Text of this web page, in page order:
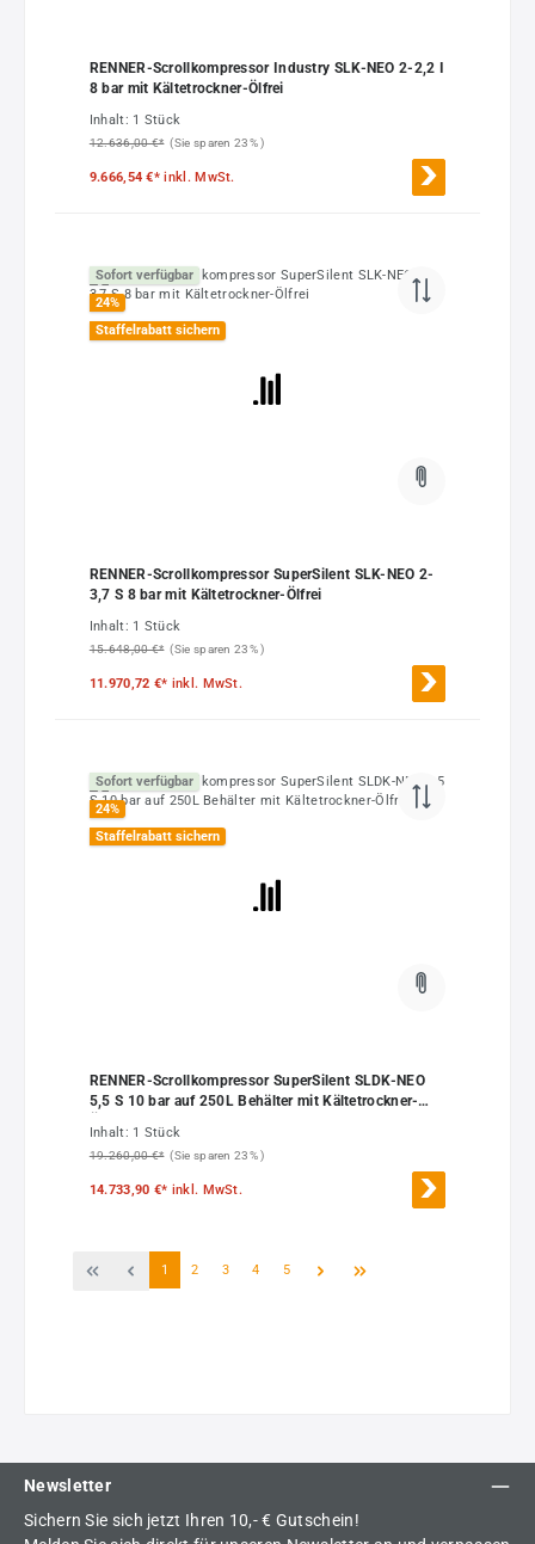
RENNER-Scrollkompressor Industry SLK-NEO 2-2,2 I
8 bar mit Kältetrockner-Ölfrei
Inhalt: 1 Stück
12.636,00 €* (Sie sparen 23% )
9.666,54 €*inkl. MwSt.
Sofort verfügbar
24%
Staffelrabatt sichern
RENNER-Scrollkompressor SuperSilent SLK-NEO 2-
3,7 S 8 bar mit Kältetrockner-Ölfrei
Inhalt: 1 Stück
15.648,00 €* (Sie sparen 23% )
11.970,72 €* inkl. MwSt.
Sofort verfügbar
24%
Staffelrabatt sichern
RENNER-Scrollkompressor SuperSilent SLDK-NEO
5,5 S 10 bar auf 250L Behälter mit Kältetrockner-
Inhalt: 1 Stück
19.260,00 €* (Sie sparen 23% )
14.733,90 €* inkl. MwSt.
Seite
1 Seite
2 Seite
3 Seite
4 Seite
5
Newsletter
Sichern Sie sich jetzt Ihren 10,- € Gutschein!